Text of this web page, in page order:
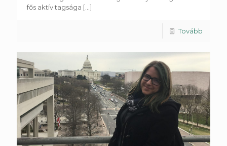
fős aktív tagsága [...]
Tovább